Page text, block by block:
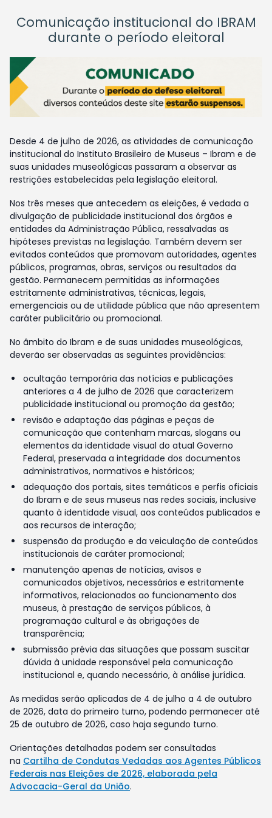
Comunicação institucional do IBRAM
durante o período eleitoral
Desde 4 de julho de 2026, as atividades de comunicação
institucional do Instituto Brasileiro de Museus – Ibram e de
suas unidades museológicas passaram a observar as
restrições estabelecidas pela legislação eleitoral.
Nos três meses que antecedem as eleições, é vedada a
divulgação de publicidade institucional dos órgãos e
entidades da Administração Pública, ressalvadas as
hipóteses previstas na legislação. Também devem ser
evitados conteúdos que promovam autoridades, agentes
públicos, programas, obras, serviços ou resultados da
gestão. Permanecem permitidas as informações
estritamente administrativas, técnicas, legais,
emergenciais ou de utilidade pública que não apresentem
caráter publicitário ou promocional.
No âmbito do Ibram e de suas unidades museológicas,
deverão ser observadas as seguintes providências:
ocultação temporária das notícias e publicações
anteriores a 4 de julho de 2026 que caracterizem
publicidade institucional ou promoção da gestão;
revisão e adaptação das páginas e peças de
comunicação que contenham marcas, slogans ou
elementos da identidade visual do atual Governo
Federal, preservada a integridade dos documentos
administrativos, normativos e históricos;
adequação dos portais, sites temáticos e perfis oficiais
do Ibram e de seus museus nas redes sociais, inclusive
quanto à identidade visual, aos conteúdos publicados e
aos recursos de interação;
suspensão da produção e da veiculação de conteúdos
institucionais de caráter promocional;
manutenção apenas de notícias, avisos e
comunicados objetivos, necessários e estritamente
informativos, relacionados ao funcionamento dos
museus, à prestação de serviços públicos, à
programação cultural e às obrigações de
transparência;
submissão prévia das situações que possam suscitar
dúvida à unidade responsável pela comunicação
institucional e, quando necessário, à análise jurídica.
As medidas serão aplicadas de 4 de julho a 4 de outubro
de 2026, data do primeiro turno, podendo permanecer até
25 de outubro de 2026, caso haja segundo turno.
Orientações detalhadas podem ser consultadas
na Cartilha de Condutas Vedadas aos Agentes Públicos
Federais nas Eleições de 2026, elaborada pela
Advocacia-Geral da União.